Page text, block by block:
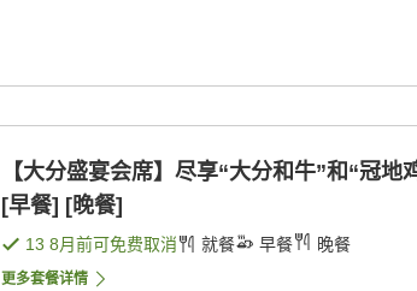
【大分盛宴会席】尽享“大分和牛”和“冠
[早餐] [晚餐]
13 8月前可免费取消 就餐 早餐 晚餐
更多套餐详情